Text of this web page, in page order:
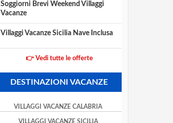
Soggiorni Brevi Weekend Villaggi
Vacanze
Villaggi Vacanze Sicilia Nave Inclusa
👉 Vedi tutte le offerte
DESTINAZIONI VACANZE
VILLAGGI VACANZE CALABRIA
VILLAGGI VACANZE SICILIA